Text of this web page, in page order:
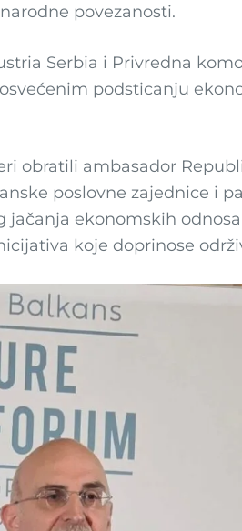
povezanosti.
Serbia i Privredna
podsticanju
obratili ambasador
poslovne zajednice i
jačanja ekonomskih
koje doprinose